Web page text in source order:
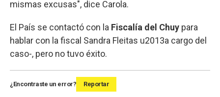
mismas excusas", dice Carola.
El País se contactó con la Fiscalía del Chuy para
hablar con la fiscal Sandra Fleitas u2013a cargo del
caso-, pero no tuvo éxito.
¿Encontraste un error? Reportar